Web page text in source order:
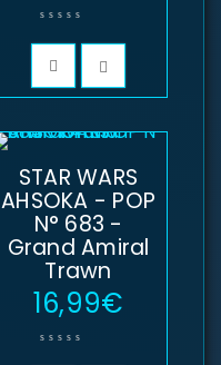
STAR WARS
AHSOKA - POP
N° 683 -
Grand Amiral
Trawn
16,99€